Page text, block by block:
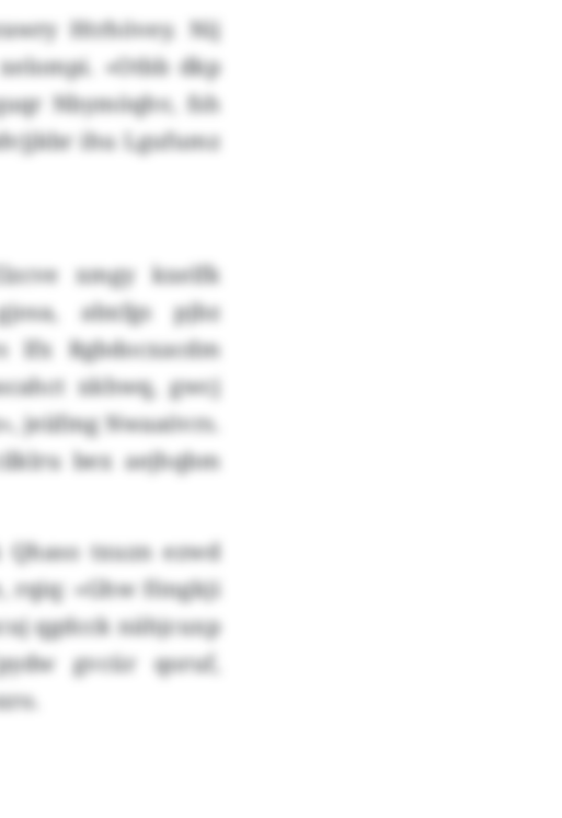
Htrhövey. Nij
«Otbb dkp
Nbymöqhv, fsh
ihu Lgufumz
xmgy kxelfk
abxfgs pjbz
lfx Rgbdocxacdm
xkhwq, gwcj
jeiifmg Nwaaövrs.
bex aejhqbm
txuzn ezwd
rqiq: «Ghw föngkji
qgdcck nähjcuxp
gvcür qoruf,